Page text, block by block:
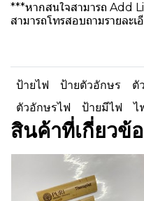
***หากสนใจสามารถ Add
สามารถโทรสอบถามรายละเ
ป้ายไฟ ป้ายตัวอักษร ตั
ตัวอักษรไฟ
ป้ายมีไฟ ไ
สินค้าที่เกี่ยวข้